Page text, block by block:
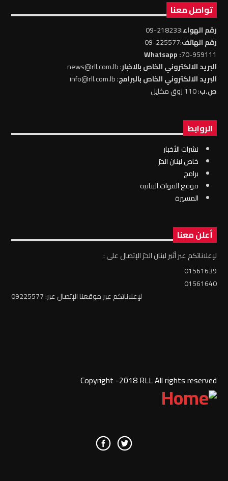
تواصل معنا
رقم الهواء:218233-09
رقم الهاتف:225577-09
70-959111
: Whatsapp
البريد الالكتروني الخاص بالاخبار: news@rll.com.lb
البريد الالكتروني الخاص بالبرامج: info@rll.com.lb
ص.ب: 110 زوق مكايل
الروابط
نشرات الأخبار
خاص لبنان الحرّ
برامج
موقع القوات البنانية
المسيرة
أعلن معنا
لإعلاناتكم عبر أثير لبنان الحرّ الإتصال على :
01561639
01561640
لإعلاناتكم عبر موقعنا الإتصال عبر: 09225577
Copyright -2018 RLL All rights reserved